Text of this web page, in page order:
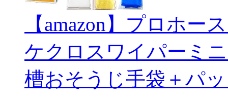
【amazon】プロホー
ケクロスワイパーミ
槽おそうじ手袋＋パ